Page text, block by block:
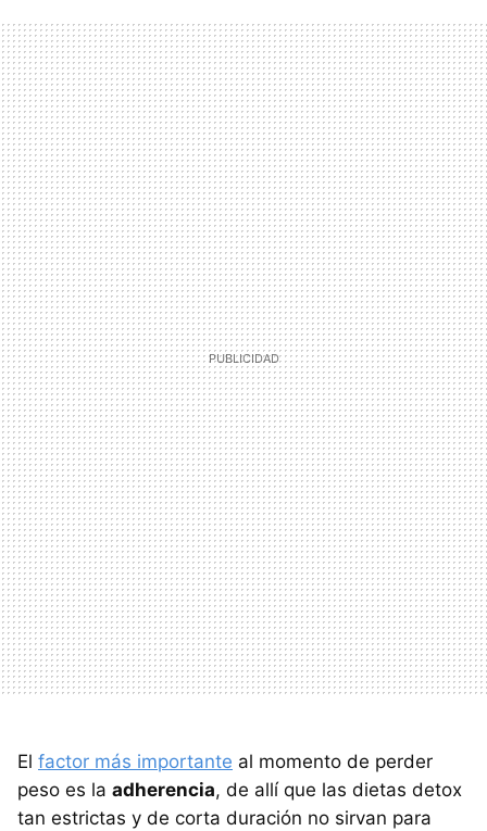
El factor más importante al momento de perder
peso es la adherencia, de allí que las dietas detox
tan estrictas y de corta duración no sirvan para